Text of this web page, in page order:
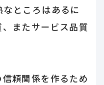
なところはあるに
またサービス品質
頼関係を作るため